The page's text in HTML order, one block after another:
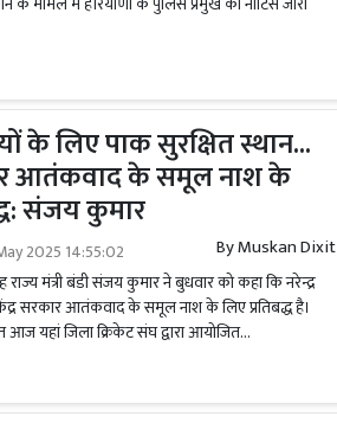
के लिए पाक सुरक्षित स्थान...
आतंकवाद के समूल नाश के
संजय कुमार
2025 14:55:02 ByMuskan Dixit
मंत्री बंडी संजय कुमार ने बुधवार को कहा कि नरेन्द्र
सरकार आतंकवाद के समूल नाश के लिए प्रतिबद्ध है।
आज यहां जिला क्रिकेट संघ द्वारा आयोजित...